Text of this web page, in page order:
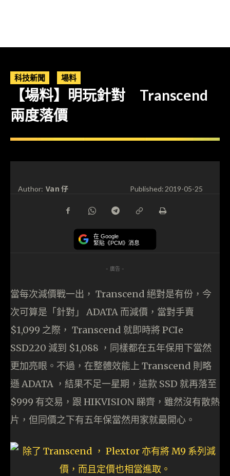
科技新聞 場料
【場料】明玩針對 Transcend
兩度落價
Author: Van 仔 Published:2019-05-25
在 Google
緊貼《PCM》消息
- 廣告 -
當每次減價戰一出， Transcend 絕對是有份，今
次可算是「針對」 ADATA 而減價，當對手賣
$1,099 之際， Transcend 就即時將 PCIe
SSD220 減到 $1,088 ，同樣都在五年保用下當然
更加亮眼。不過，在整體效能上 Transcend 則略
遜 ADATA ，結果不足一星期，這款 SSD 就再落至
$999 有交易，跟 HIKVISION 睇齊，雖然沒有散熱
片，但同價之下有五年保當然用家就最開心。